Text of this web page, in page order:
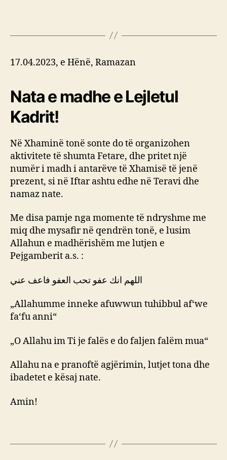
17.04.2023, e Hënë, Ramazan
Nata e madhe e Lejletul
Kadrit!
Në Xhaminë tonë sonte do të organizohen
aktivitete të shumta Fetare, dhe pritet një
numër i madh i antarëve të Xhamisë të jenë
prezent, si në Iftar ashtu edhe në Teravi dhe
namaz nate.
Me disa pamje nga momente të ndryshme me
miq dhe mysafir në qendrën tonë, e lusim
Allahun e madhërishëm me lutjen e
Pejgamberit a.s. :
اللهم انك عفو تحب العفو فاعف عني
„Allahumme inneke afuwwun tuhibbul af‘we
fa‘fu anni“
„O Allahu im Ti je falës e do faljen falëm mua“
Allahu na e pranoftë agjërimin, lutjet tona dhe
ibadetet e kësaj nate.
Amin!